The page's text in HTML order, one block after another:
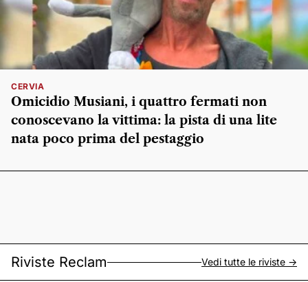
CERVIA
Omicidio Musiani, i quattro fermati non
conoscevano la vittima: la pista di una lite
nata poco prima del pestaggio
Riviste Reclam Vedi tutte le riviste ->